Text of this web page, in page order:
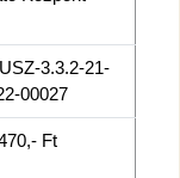
3.3.2-21-
00027
Ft